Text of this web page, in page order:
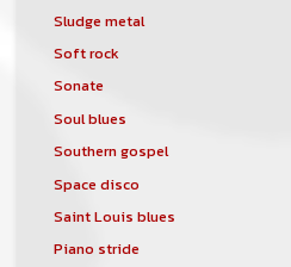
Sludge metal
Soft rock
Sonate
Soul blues
Southern gospel
Space disco
Saint Louis blues
Piano stride